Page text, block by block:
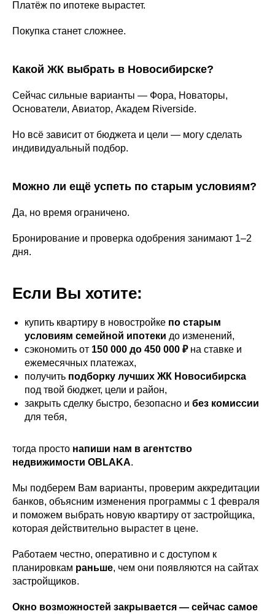
Платёж по ипотеке вырастет.
Покупка станет сложнее.
Какой ЖК выбрать в Новосибирске?
Сейчас сильные варианты — Фора, Новаторы,
Основатели, Авиатор, Академ Riverside.
Но всё зависит от бюджета и цели — могу сделать
индивидуальный подбор.
Можно ли ещё успеть по старым условиям?
Да, но время ограничено.
Бронирование и проверка одобрения занимают 1–2
дня.
Если Вы хотите:
купить квартиру в новостройке по старым
условиям семейной ипотеки до изменений,
сэкономить от 150 000 до 450 000 ₽на ставке и
ежемесячных платежах,
получить подборку лучших ЖК Новосибирска
под твой бюджет, цели и район,
закрыть сделку быстро, безопасно и без комиссии
для тебя,
тогда просто напиши нам в агентство
недвижимости OBLAKA.
Мы подберем Вам варианты, проверим аккредитации
банков, объясним изменения программы с 1 февраля
и поможем выбрать новую квартиру от застройщика,
которая действительно вырастет в цене.
Работаем честно, оперативно и с доступом к
планировкам раньше, чем они появляются на сайтах
застройщиков.
Окно возможностей закрывается — сейчас самое